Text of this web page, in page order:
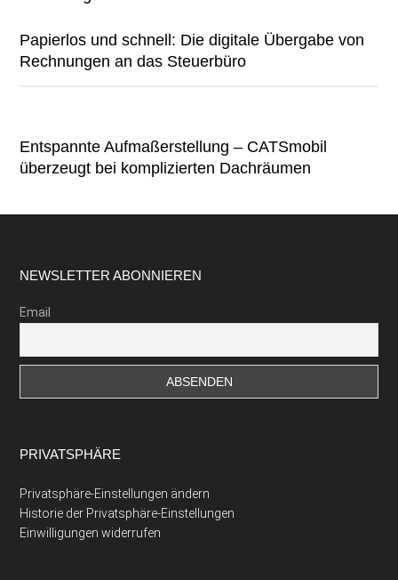
Papierlos und schnell: Die digitale Übergabe von
Rechnungen an das Steuerbüro
Entspannte Aufmaßerstellung – CATSmobil
überzeugt bei komplizierten Dachräumen
Footer
NEWSLETTER ABONNIEREN
Email
PRIVATSPHÄRE
Privatsphäre-Einstellungen ändern
Historie der Privatsphäre-Einstellungen
Einwilligungen widerrufen